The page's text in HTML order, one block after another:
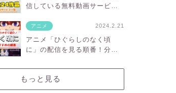
信している無料動画サービス
は？
アニメ 2024.2.21
アニメ「ひぐらしのなく頃
に」の配信を見る順番！分か
クを紹介
もっと見る